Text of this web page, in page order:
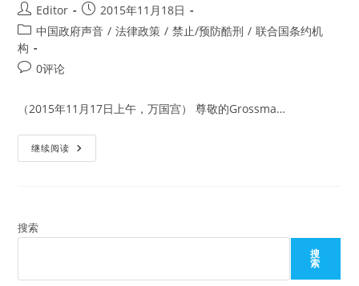
Post
author:
Editor
Post
published:
2015年11月18日
Post
category:
中国政府声音 / 法律政策 / 禁止/预防酷刑 / 联合国条约机
构
Post0评论
（2015年11月17日上午，万国宫） 尊敬的Grossma…
继续阅读 中
国
海
在
搜索
搜
索